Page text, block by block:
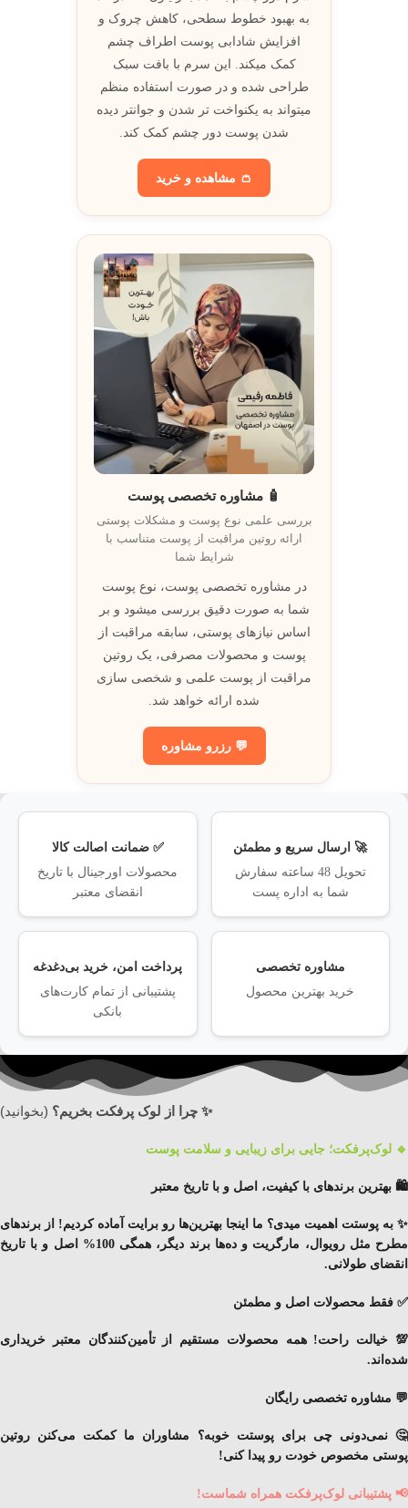
به بهبود خطوط سطحی، کاهش چروک و
افزایش شادابی پوست اطراف چشم
کمک میکند. اين سرم با بافت سبک
طراحی شده و در صورت استفاده منظم
ميتواند به يکنواخت تر شدن و جوانتر ديده
شدن پوست دور چشم کمک کند.
👛 مشاهده و خريد
🧴 مشاوره تخصصی پوست
بررسی علمی نوع پوست و مشکلات پوستی
ارائه روتين مراقبت از پوست متناسب با
شرايط شما
در مشاوره تخصصی پوست، نوع پوست
شما به صورت دقيق بررسی ميشود و بر
اساس نيازهای پوستی، سابقه مراقبت از
پوست و محصولات مصرفی، يک روتين
مراقبت از پوست علمی و شخصی سازی
شده ارائه خواهد شد.
💬 رزرو مشاوره
🚀 ارسال سریع و مطمئن
تحویل 48 ساعته سفارش
شما به اداره پست
✅ ضمانت اصالت کالا
محصولات اورجینال با تاریخ
انقضای معتبر
مشاوره تخصصی
خرید بهترین محصول
پرداخت امن، خرید بی‌دغدغه
پشتیبانی از تمام کارت‌های
بانکی
✨ چرا از لوک پرفکت بخریم؟ (بخوانید)
🔹 لوک‌پرفکت؛ جایی برای زیبایی و سلامت پوست
🛍️ بهترین برندهای با کیفیت، اصل و با تاریخ معتبر
✨ به پوستت اهمیت میدی؟ ما اینجا بهترین‌ها رو برایت آماده کردیم! از برندهای
مطرح مثل رویوال، مارگریت و ده‌ها برند دیگر ، همگی100% اصل و با تاریخ
انقضای طولانی.
✅ فقط محصولات اصل و مطمئن
💯 خیالت راحت! همه محصولات مستقیم از تأمین‌کنندگان معتبر خریداری
شده‌اند.
💬 مشاوره تخصصی رایگان
🤔 نمی‌دونی چی برای پوستت خوبه؟ مشاوران ما کمکت می‌کنن روتین
پوستی مخصوص خودت رو پیدا کنی!
📢 پشتیبانی لوک‌پرفکت همراه شماست!